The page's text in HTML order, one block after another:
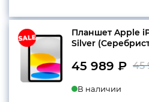
Планшет Apple
Silver
45
45 989 ₽
В наличии